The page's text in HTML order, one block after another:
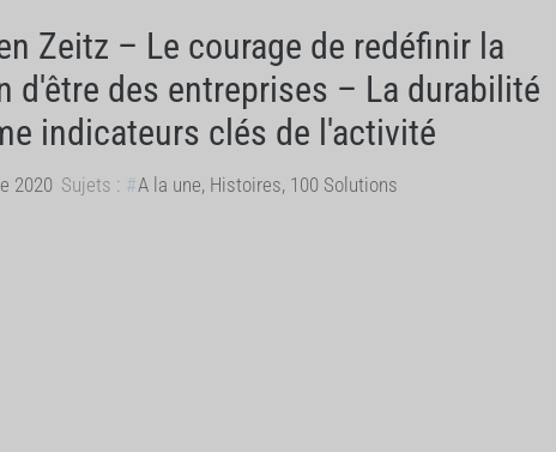
Zeitz – Le courage de redéfinir la
d'être des entreprises – La durabilité
indicateurs clés de l'activité
2020 Sujets : A la une, Histoires, 100 Solutions